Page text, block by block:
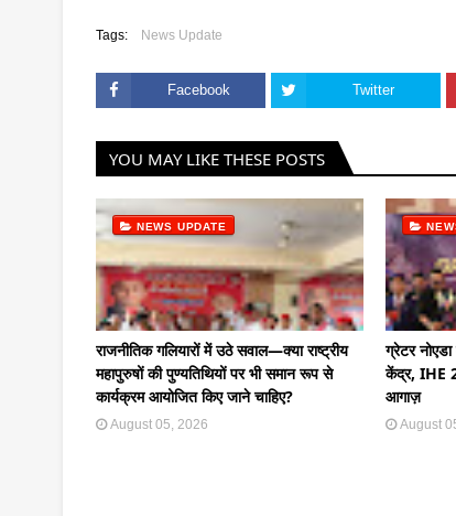
Tags: News Update
Facebook Twitter
YOU MAY LIKE THESE POSTS
NEWS UPDATE
राजनीतिक गलियारों में उठे सवाल—क्या राष्ट्रीय
महापुरुषों की पुण्यतिथियों पर भी समान रूप से
कार्यक्रम आयोजित किए जाने चाहिए?
August 05, 2026
ग्रेटर नोएडा
केंद्र, IHE
आगाज़
August